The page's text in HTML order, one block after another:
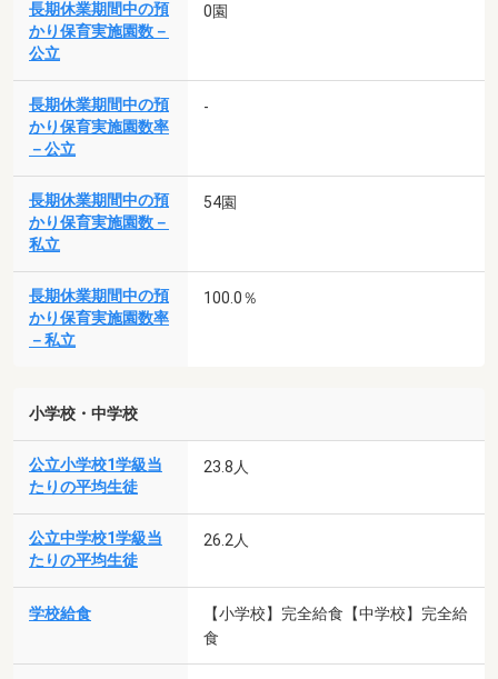
長期休業期間中の預
かり保育実施園数－
公立
0園
長期休業期間中の預
かり保育実施園数率
－公立
-
長期休業期間中の預
かり保育実施園数－
私立
54園
長期休業期間中の預
かり保育実施園数率
－私立
100.0％
小学校・中学校
公立小学校1学級当
たりの平均生徒
23.8人
公立中学校1学級当
たりの平均生徒
26.2人
学校給食
【小学校】完全給食【中学校】完全給
食